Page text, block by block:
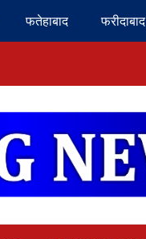
फतेहाबाद फरीदाबाद